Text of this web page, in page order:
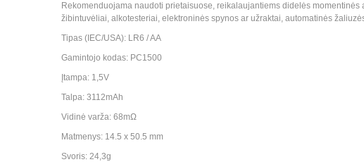
Rekomenduojama naudoti prietaisuose, reikalaujantiems didelės
žibintuvėliai, alkotesteriai, elektroninės spynos ar užraktai, automatinės
Tipas (IEC/USA): LR6 / AA
Gamintojo kodas: PC1500
Įtampa: 1,5V
Talpa: 3112mAh
Vidinė varža: 68mΩ
Matmenys: 14.5 x 50.5 mm
Svoris: 24,3g